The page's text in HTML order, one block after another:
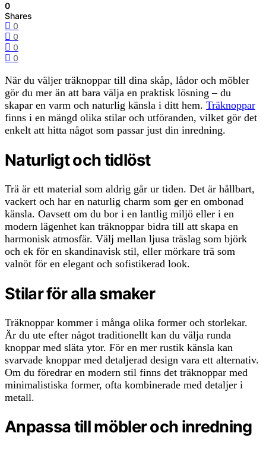
0
Shares
0
0
0
0
När du väljer träknoppar till dina skåp, lådor och möbler
gör du mer än att bara välja en praktisk lösning – du
skapar en varm och naturlig känsla i ditt hem. Träknoppar
finns i en mängd olika stilar och utföranden, vilket gör det
enkelt att hitta något som passar just din inredning.
Naturligt och tidlöst
Trä är ett material som aldrig går ur tiden. Det är hållbart,
vackert och har en naturlig charm som ger en ombonad
känsla. Oavsett om du bor i en lantlig miljö eller i en
modern lägenhet kan träknoppar bidra till att skapa en
harmonisk atmosfär. Välj mellan ljusa träslag som björk
och ek för en skandinavisk stil, eller mörkare trä som
valnöt för en elegant och sofistikerad look.
Stilar för alla smaker
Träknoppar kommer i många olika former och storlekar.
Är du ute efter något traditionellt kan du välja runda
knoppar med släta ytor. För en mer rustik känsla kan
svarvade knoppar med detaljerad design vara ett alternativ.
Om du föredrar en modern stil finns det träknoppar med
minimalistiska former, ofta kombinerade med detaljer i
metall.
Anpassa till möbler och inredning